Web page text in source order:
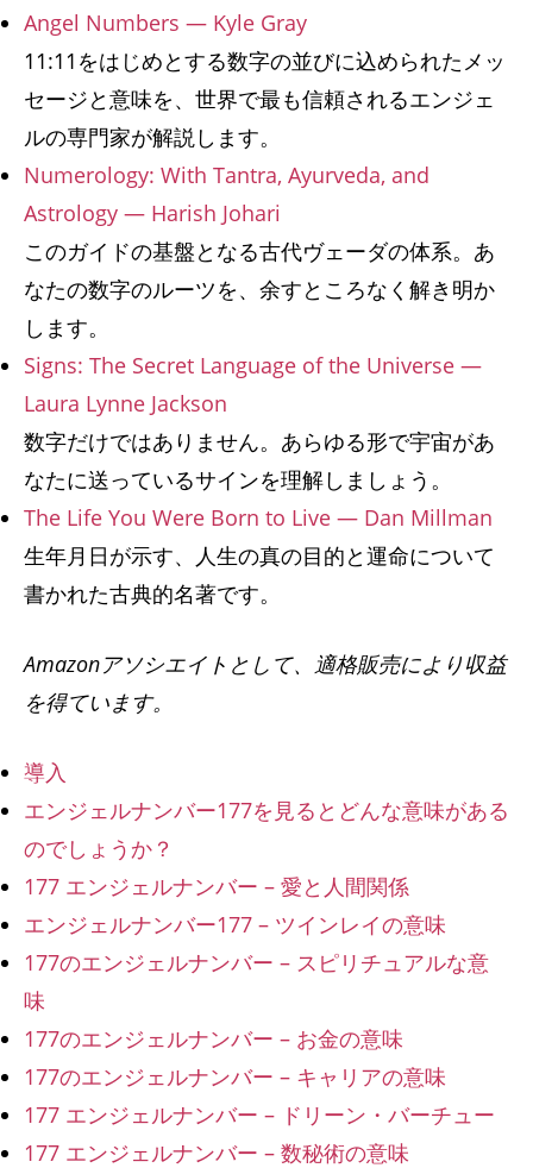
Angel Numbers — Kyle Gray
11:11をはじめとする数字の並びに込められたメッ
セージと意味を、世界で最も信頼されるエンジェ
ルの専門家が解説します。
Numerology: With Tantra, Ayurveda, and
Astrology — Harish Johari
このガイドの基盤となる古代ヴェーダの体系。あ
なたの数字のルーツを、余すところなく解き明か
します。
Signs: The Secret Language of the Universe —
Laura Lynne Jackson
数字だけではありません。あらゆる形で宇宙があ
なたに送っているサインを理解しましょう。
The Life You Were Born to Live — Dan Millman
生年月日が示す、人生の真の目的と運命について
書かれた古典的名著です。
Amazonアソシエイトとして、適格販売により収益
を得ています。
導入
エンジェルナンバー177を見るとどんな意味がある
のでしょうか？
177 エンジェルナンバー – 愛と人間関係
エンジェルナンバー177 – ツインレイの意味
177のエンジェルナンバー – スピリチュアルな意
味
177のエンジェルナンバー – お金の意味
177のエンジェルナンバー – キャリアの意味
177 エンジェルナンバー – ドリーン・バーチュー
177 エンジェルナンバー – 数秘術の意味